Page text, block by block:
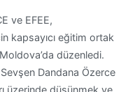
ve EFEE,
kapsayıcı eğitim ortak
düzenledi.
Dandana Özerce